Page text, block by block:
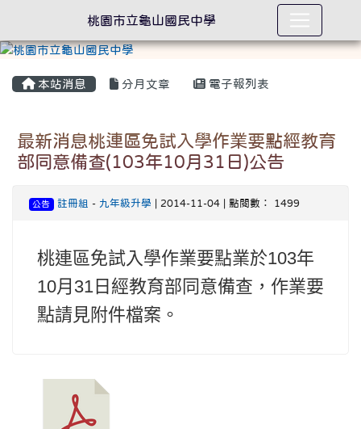
本站消息 分月文章 電子報列表
最新消息桃連區免試入學作業要點經教育
部同意備查(103年10月31日)公告
公告 註冊組 - 九年級升學 | 2014-11-04 | 點閱數： 1499
桃連區免試入學作業要點業於103年
10月31日經教育部同意備查，作業要
點請見附件檔案。
桃園市立龜山國民中學